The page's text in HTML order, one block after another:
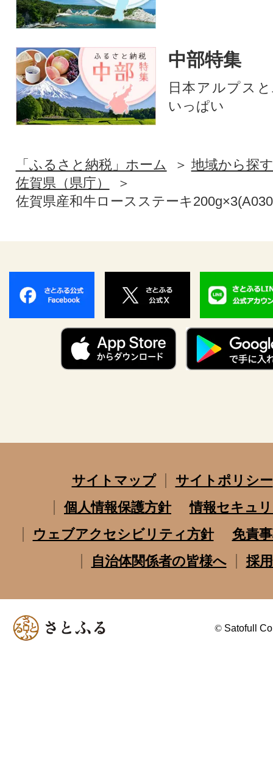
中部特集
日本アルプス
いっぱい
「ふるさと納税」ホーム
地域から探す
佐賀県（県庁）
佐賀県産和牛ロースステーキ
サイトマップ
サイトポリシー
個人情報保護方針
情報セキュ
ウェブアクセシビリティ方針
免責
自治体関係者の皆様へ
採
© Satofull